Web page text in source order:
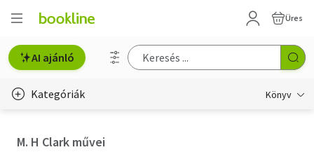
Üres
AI ajánló
Kategóriák Könyv
M. H Clark művei